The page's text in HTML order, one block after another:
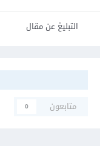
التبليغ عن مقال
متابعون
0